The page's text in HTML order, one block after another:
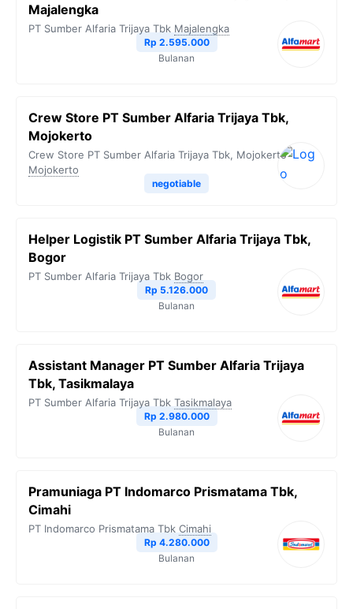
Majalengka
PT Sumber Alfaria Trijaya Tbk Majalengka
Rp 2.595.000
Bulanan
Crew Store PT Sumber Alfaria Trijaya Tbk,
Mojokerto
Crew Store PT Sumber Alfaria Trijaya Tbk, Mojokerto
Mojokerto
negotiable
Helper Logistik PT Sumber Alfaria Trijaya Tbk,
Bogor
PT Sumber Alfaria Trijaya Tbk Bogor
Rp 5.126.000
Bulanan
Assistant Manager PT Sumber Alfaria Trijaya
Tbk, Tasikmalaya
PT Sumber Alfaria Trijaya Tbk Tasikmalaya
Rp 2.980.000
Bulanan
Pramuniaga PT Indomarco Prismatama Tbk,
Cimahi
PT Indomarco Prismatama Tbk Cimahi
Rp 4.280.000
Bulanan